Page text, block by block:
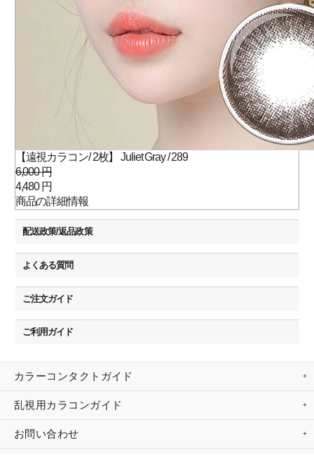
【遠視カラコン/ 2枚】 Juliet Gray / 289
6,000 円
4,480 円
商品の詳細情報
配送政策/返品政策
よくある質問
ご注文ガイド
ご利用ガイド
カラーコンタクトガイド
乱視用カラコンガイド
お問い合わせ